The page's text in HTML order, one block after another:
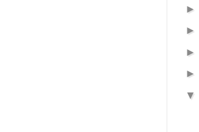
►
►
►
►
▼